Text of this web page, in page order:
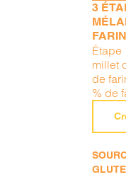
3
Étape
millet
de
% de